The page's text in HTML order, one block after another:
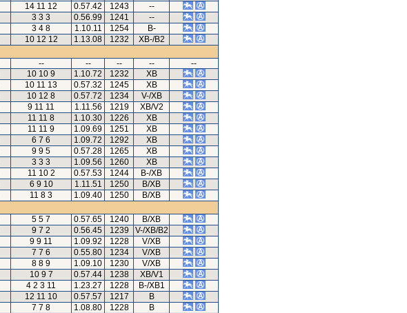
14 11 12 0.57.42 1243
--
3 3 3 0.56.99 1241
--
3 4 8 1.10.11 1254
B-
10 12 12 1.13.08 1232
XB-/B2
-- -- -- --
--
10 10 9 1.10.72 1232
XB
10 11 13 0.57.32 1245
XB
10 12 8 0.57.72 1234
V-/XB
9 11 11 1.11.56 1219
XB/V2
11 11 8 1.10.30 1226
XB
11 11 9 1.09.69 1251
XB
6 7 6 1.09.72 1292
XB
9 9 5 0.57.28 1265
XB
3 3 3 1.09.56 1260
XB
11 10 2 0.57.53 1244
B-/XB
6 9 10 1.11.51 1250
B/XB
11 8 3 1.09.40 1250
B/XB
5 5 7 0.57.65 1240
B/XB
9 7 2 0.56.45 1239
V-/XB/B2
9 9 11 1.09.92 1228
V/XB
7 7 6 0.55.80 1234
V/XB
8 8 9 1.09.10 1230
V/XB
10 9 7 0.57.44 1238
XB/V1
4 2 3 11 1.23.27 1228
B-/XB1
12 11 10 0.57.57 1217
B
7 7 8 1.08.80 1228
B